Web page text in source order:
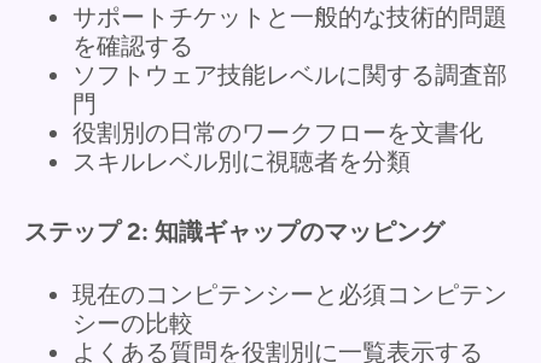
サポートチケットと一般的な技術的問題
を確認する
ソフトウェア技能レベルに関する調査部
門
役割別の日常のワークフローを文書化
スキルレベル別に視聴者を分類
ステップ 2: 知識ギャップのマッピング
現在のコンピテンシーと必須コンピテン
シーの比較
よくある質問を役割別に一覧表示する